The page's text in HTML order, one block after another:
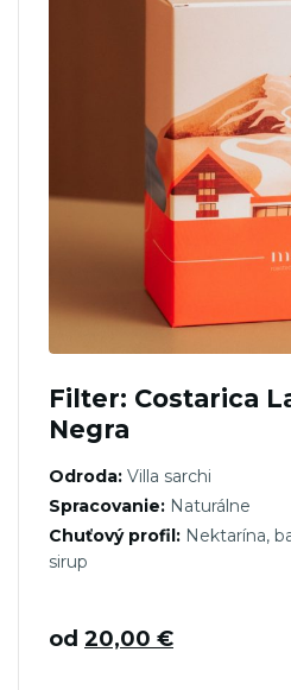
Filter: Costarica
Negra
Odroda: Villa sarchi
Spracovanie: Naturálne
Chuťový profil: Nektarína,
sirup
od 20,00 €